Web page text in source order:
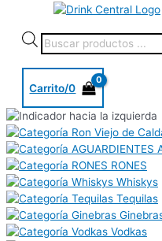
Carrito/0
RONES
Whiskys
Tequilas
Vodkas